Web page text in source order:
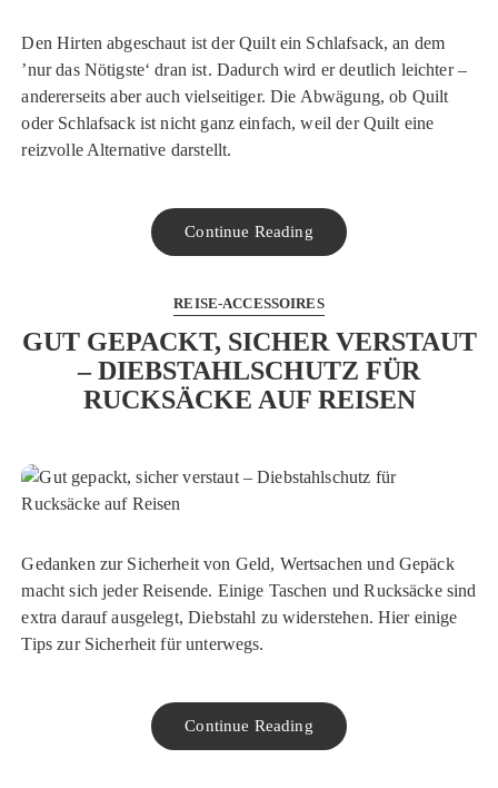
Den Hirten abgeschaut ist der Quilt ein Schlafsack, an dem
’nur das Nötigste‘ dran ist. Dadurch wird er deutlich leichter –
andererseits aber auch vielseitiger. Die Abwägung, ob Quilt
oder Schlafsack ist nicht ganz einfach, weil der Quilt eine
reizvolle Alternative darstellt.
Continue Reading
REISE-ACCESSOIRES
GUT GEPACKT, SICHER VERSTAUT
– DIEBSTAHLSCHUTZ FÜR
RUCKSÄCKE AUF REISEN
Gedanken zur Sicherheit von Geld, Wertsachen und Gepäck
macht sich jeder Reisende. Einige Taschen und Rucksäcke sind
extra darauf ausgelegt, Diebstahl zu widerstehen. Hier einige
Tips zur Sicherheit für unterwegs.
Continue Reading